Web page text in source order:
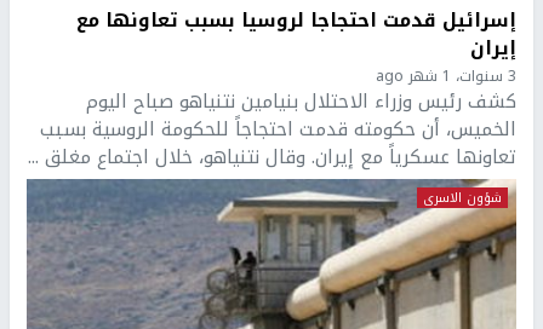
إسرائيل قدمت احتجاجا لروسيا بسبب تعاونها مع
إيران
3 سنوات، 1 شهر ago
كشف رئيس وزراء الاحتلال بنيامين نتنياهو صباح اليوم
الخميس، أن حكومته قدمت احتجاجاً للحكومة الروسية بسبب
تعاونها عسكرياً مع إيران. وقال نتنياهو، خلال اجتماع مغلق ...
شؤون الاسرى